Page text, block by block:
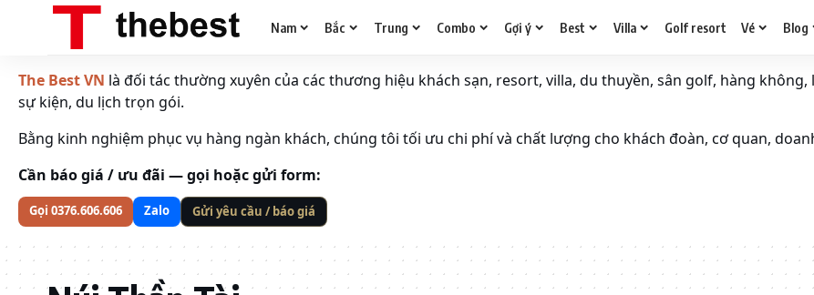
Nam Bắc Trung Combo Gợi ý Best Villa Golf resort Vé Blog
The Best VN là đối tác thường xuyên của các thương hiệu khách sạn, resort, villa, du thuyền, sân golf, hàng
sự kiện, du lịch trọn gói.
Bằng kinh nghiệm phục vụ hàng ngàn khách, chúng tôi tối ưu chi phí và chất lượng cho khách đoàn, cơ quan,
Cần báo giá / ưu đãi — gọi hoặc gửi form:
Gọi 0376.606.606 Zalo Gửi yêu cầu / báo giá